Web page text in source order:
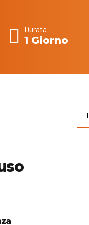
Durata
1 Giorno